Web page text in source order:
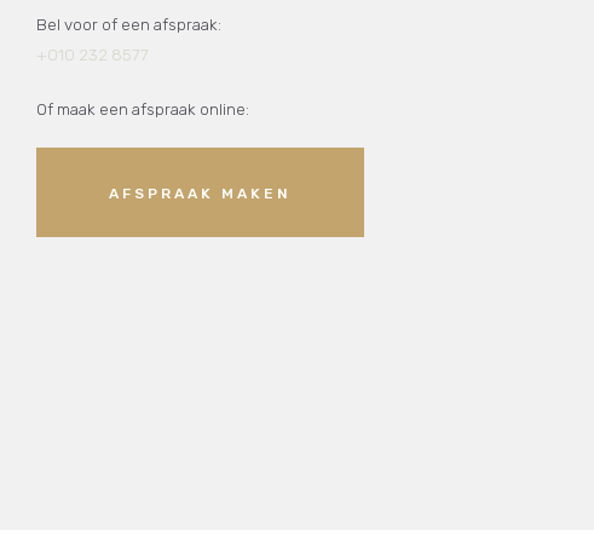
Bel voor of een afspraak:
+010 232 8577
Of maak een afspraak online:
AFSPRAAK MAKEN